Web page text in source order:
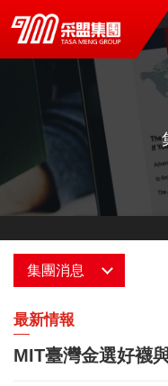
MIT臺灣金
走讀台灣_
息 | TASA
集團消息
消息總覽
最新情報
最新情報
MIT臺灣金選好襪